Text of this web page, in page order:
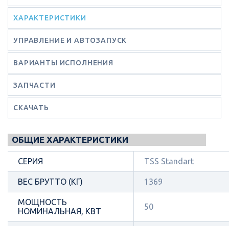
ХАРАКТЕРИСТИКИ
УПРАВЛЕНИЕ И АВТОЗАПУСК
ВАРИАНТЫ ИСПОЛНЕНИЯ
ЗАПЧАСТИ
СКАЧАТЬ
ОБЩИЕ ХАРАКТЕРИСТИКИ
СЕРИЯ TSS Standart
ВЕС БРУТТО (КГ) 1369
МОЩНОСТЬ
НОМИНАЛЬНАЯ, КВТ
50